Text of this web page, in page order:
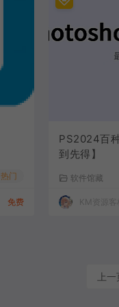
热门
免费
PS2024百
到先得】
软件馆藏
KM资源客
上